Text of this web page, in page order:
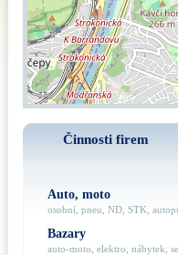
Činnosti firem
Auto, moto
osobní, pneu, ND, STK,
Bazary
auto-moto, elektro, nábytek,